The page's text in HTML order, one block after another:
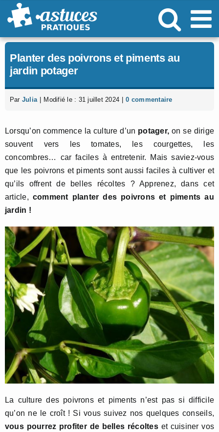
Passer
au
Planter des poivrons et piments au
jardin potager
Par Julia Modifié le : 31 juillet 2024 0 commentaire
Lorsqu’on commence la culture d’un potager, on se dirige
souvent vers les tomates, les courgettes, les
concombres… car faciles à entretenir. Mais saviez-vous
que les poivrons et piments sont aussi faciles à cultiver et
qu’ils offrent de belles récoltes ? Apprenez, dans cet
article, comment planter des poivrons et piments au
jardin !
La culture des poivrons et piments n’est pas si difficile
qu’on ne le croît ! Si vous suivez nos quelques conseils,
vous pourrez profiter de belles récolteset cuisiner vos